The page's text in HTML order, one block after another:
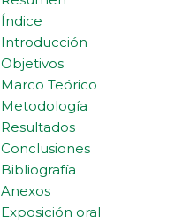
Índice
Introducción
Objetivos
Marco Teórico
Metodología
Resultados
Conclusiones
Bibliografía
Anexos
Exposición oral